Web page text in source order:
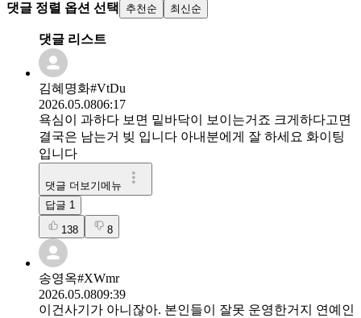
댓글 정렬 옵션 선택
추천순 최신순
댓글 리스트
김혜명화#VtDu
2026.05.0806:17
욕심이 과하다 보면 밑바닥이 보이는거죠 크게하다고면
결국은 남는거 빚 입니다 아내분에게 잘 하세요 화이팅
입니다
댓글 더보기메뉴
답글 1
138 8
송영옥#XWmr
2026.05.0809:39
이건사기가 아니잖아. 본인들이 잘못 운영한거지 연예인